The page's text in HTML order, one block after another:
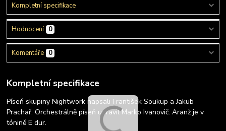
Kompletní specifikace
Hodnocení 0
Komentáře 0
Kompletní specifikace
Píseň skupiny Nightwork napsali František Soukup a Jakub
Prachař. Orchestrálně píseň upravil Marko Ivanovič. Aranž je v
tónině E dur.